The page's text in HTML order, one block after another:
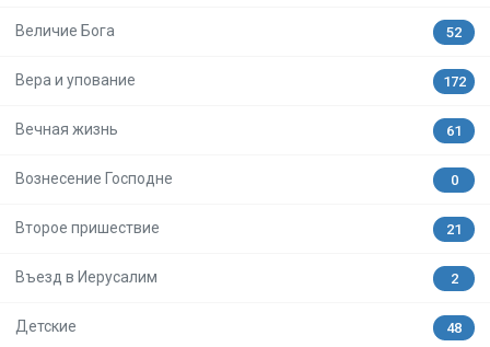
Величие Бога 52
Вера и упование 172
Вечная жизнь 61
Вознесение Господне 0
Второе пришествие 21
Въезд в Иерусалим 2
Детские 48